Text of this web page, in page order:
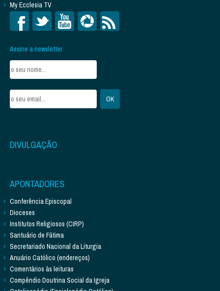
My Ecclesia TV
Assine a newsletter
DIVULGAÇÃO
APONTADORES
Conferência Episcopal
Dioceses
Institutos Religiosos (CIRP)
Santuário de Fátima
Secretariado Nacional da Liturgia
Anuário Católico (endereços)
Comentários às leituras
Compêndio Doutrina Social da Igreja